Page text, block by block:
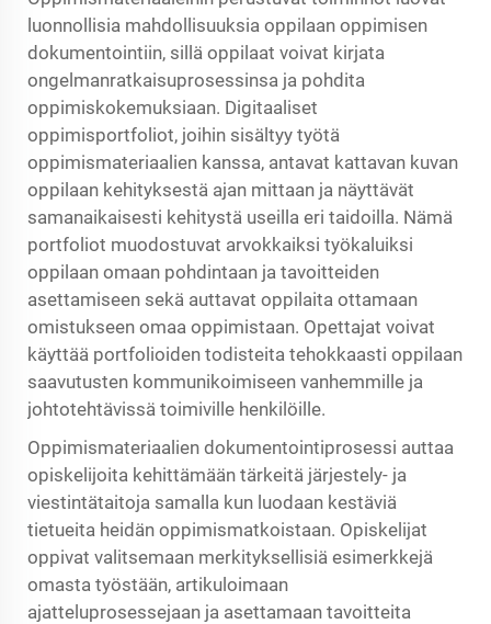
luonnollisia mahdollisuuksia oppilaan oppimisen
dokumentointiin, sillä oppilaat voivat kirjata
ongelmanratkaisuprosessinsa ja pohdita
oppimiskokemuksiaan. Digitaaliset
oppimisportfoliot, joihin sisältyy työtä
oppimismateriaalien kanssa, antavat kattavan kuvan
oppilaan kehityksestä ajan mittaan ja näyttävät
samanaikaisesti kehitystä useilla eri taidoilla. Nämä
portfoliot muodostuvat arvokkaiksi työkaluiksi
oppilaan omaan pohdintaan ja tavoitteiden
asettamiseen sekä auttavat oppilaita ottamaan
omistukseen omaa oppimistaan. Opettajat voivat
käyttää portfolioiden todisteita tehokkaasti oppilaan
saavutusten kommunikoimiseen vanhemmille ja
johtotehtävissä toimiville henkilöille.
Oppimismateriaalien dokumentointiprosessi auttaa
opiskelijoita kehittämään tärkeitä järjestely- ja
viestintätaitoja samalla kun luodaan kestäviä
tietueita heidän oppimismatkoistaan. Opiskelijat
oppivat valitsemaan merkityksellisiä esimerkkejä
omasta työstään, artikuloimaan
ajatteluprosessejaan ja asettamaan tavoitteita